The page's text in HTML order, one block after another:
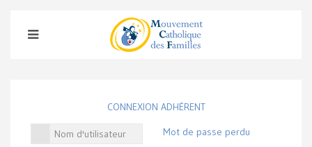
CONNEXION ADHÉRENT
Mot de passe perdu